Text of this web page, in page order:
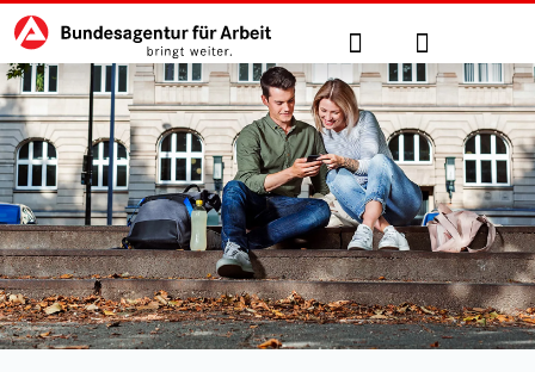
zu den Hauptinhalten springen
Hauptnavigation Suche Anmelden